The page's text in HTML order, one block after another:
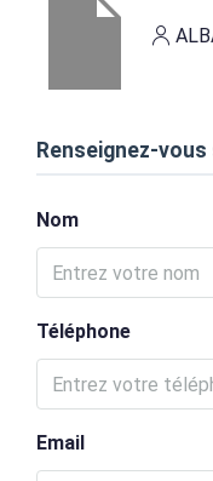
Renseignez-
Nom
Téléphone
Email